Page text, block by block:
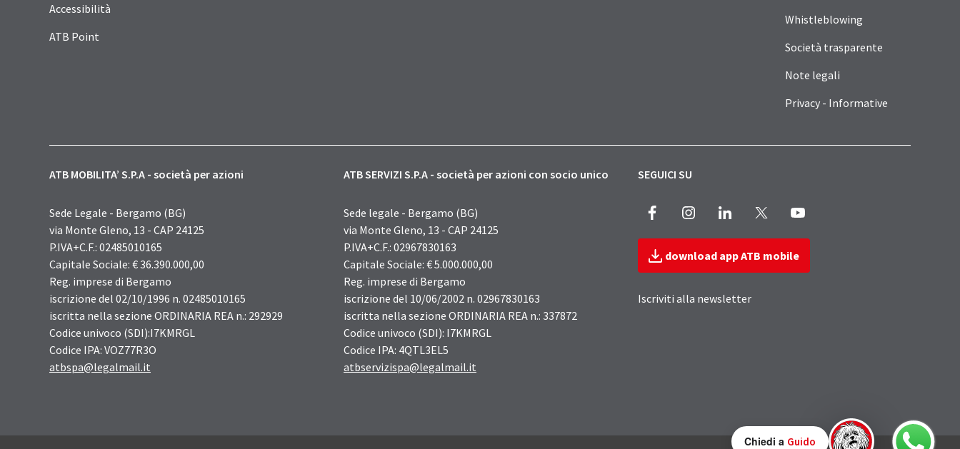
Accessibilità
ATB Point
Whistleblowing
Società trasparente
Note legali
Privacy - Informative
ATB MOBILITA’ S.P.A - società per azioni
Sede Legale - Bergamo (BG)
via Monte Gleno, 13 - CAP 24125
P.IVA+C.F.: 02485010165
Capitale Sociale: € 36.390.000,00
Reg. imprese di Bergamo
iscrizione del 02/10/1996 n. 02485010165
iscritta nella sezione ORDINARIA REA n.: 292929
Codice univoco (SDI):I7KMRGL
Codice IPA: VOZ77R3O
atbspa@legalmail.it
ATB SERVIZI S.P.A - società per azioni con socio unico
Sede legale - Bergamo (BG)
via Monte Gleno, 13 - CAP 24125
P.IVA+C.F.: 02967830163
Capitale Sociale: € 5.000.000,00
Reg. imprese di Bergamo
iscrizione del 10/06/2002 n. 02967830163
iscritta nella sezione ORDINARIA REA n.: 337872
Codice univoco (SDI): I7KMRGL
Codice IPA: 4QTL3EL5
atbservizispa@legalmail.it
SEGUICI SU
Facebook InstagramLinkedIn
download app ATB mobile
Iscriviti alla newsletter
Chiedi a Guido